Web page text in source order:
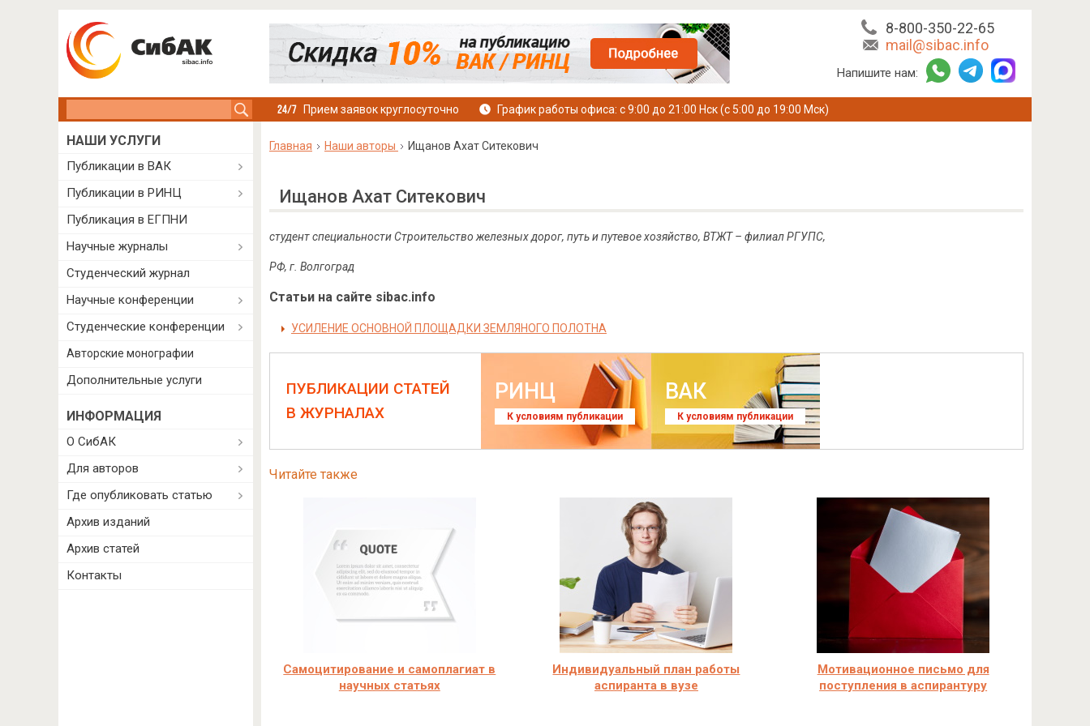
8-800-350-22-65
mail@sibac.info
Напишите нам:
Прием заявок круглосуточно График работы офиса: с 9:00 до 21:00 Нск (с 5:00 до 19:00 Мск)
Главная Наши авторы Ищанов Ахат Ситекович
Ищанов Ахат Ситекович
студент специальности Строительство железных дорог, путь и путевое хозяйство, ВТЖТ – филиал РГУПС,
РФ, г. Волгоград
Статьи на сайте sibac.info
УСИЛЕНИЕ ОСНОВНОЙ ПЛОЩАДКИ ЗЕМЛЯНОГО ПОЛОТНА
ПУБЛИКАЦИИ СТАТЕЙ
В ЖУРНАЛАХ
РИНЦ
К условиям публикации
ВАК
К условиям публикации
Читайте также
Самоцитирование и самоплагиат в
научных статьях
Индивидуальный план работы
аспиранта в вузе
Мотивационное письмо для
поступления в аспирантуру
НАШИ УСЛУГИ
Публикации в ВАК
Публикации в РИНЦ
Публикация в ЕГПНИ
Научные журналы
Студенческий журнал
Научные конференции
Студенческие конференции
Авторские монографии
Дополнительные услуги
ИНФОРМАЦИЯ
О СибАК
Для авторов
Где опубликовать статью
Архив изданий
Архив статей
Контакты